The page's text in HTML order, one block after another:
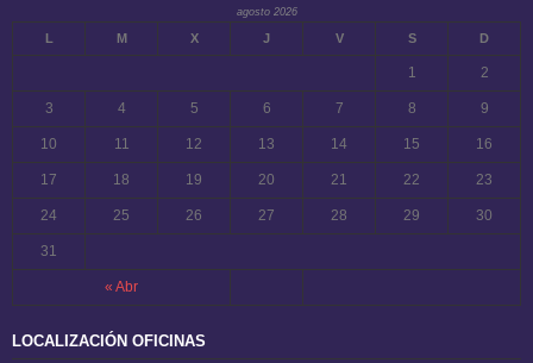
agosto 2026
L M X J V S D
« Abr
1 2
3 4 5 6 7 8 9
10 11 12 13 14 15 16
17 18 19 20 21 22 23
24 25 26 27 28 29 30
31
LOCALIZACIÓN OFICINAS